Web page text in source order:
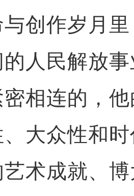
创作岁月
人民解放
相连的，
大众性和
术成就、